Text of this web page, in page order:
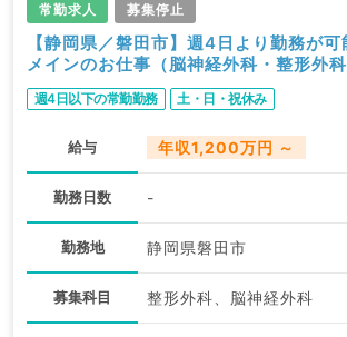
常勤求人 募集停止
【静岡県／磐田市】週4日より勤務が
メインのお仕事（脳神経外科・整形外科
週4日以下の常勤勤務 土・日・祝休み
給与 年収1,200万円 ～
勤務日数 -
勤務地 静岡県磐田市
募集科目 整形外科、脳神経外科